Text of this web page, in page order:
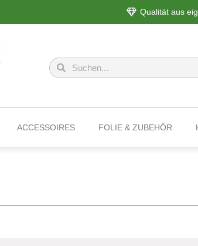
Qualität aus
ACCESSOIRES FOLIE & ZUBEHÖR